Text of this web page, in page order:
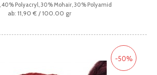
40% Polyacryl, 30% Mohair, 30% Polyamid
11,90 € / 100.00 gr
-50%